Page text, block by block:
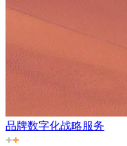
品牌数字化战略服务